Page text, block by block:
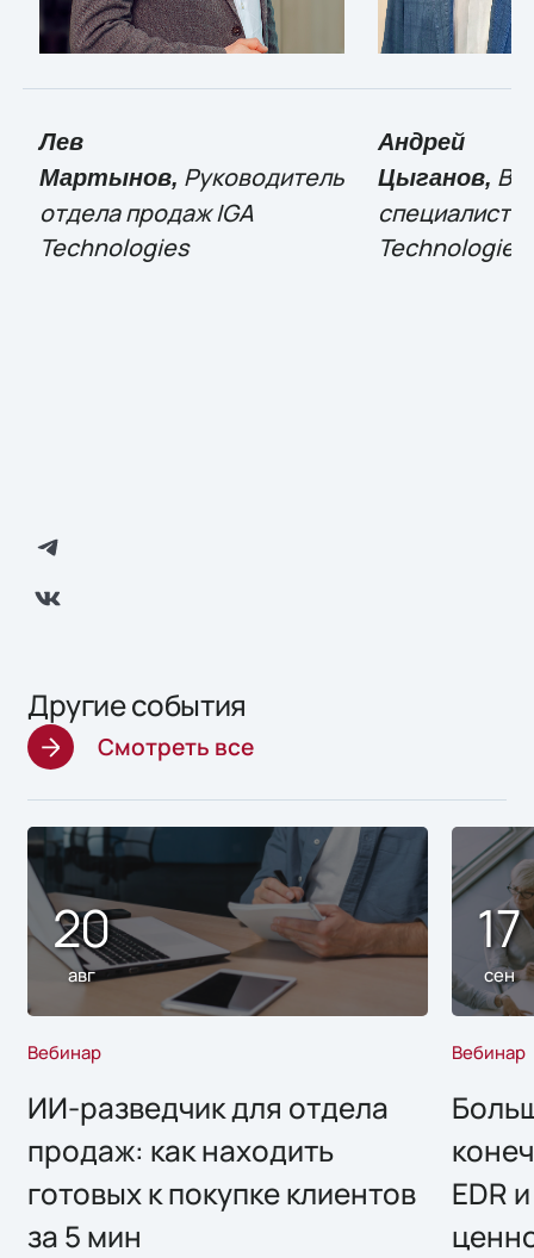
Лев
Мартынов, Руководитель
отдела продаж IGA
Technologies
Андрей
Цыганов,
специалист
Technologies
Другие события
Смотреть все
20
авг
Вебинар
ИИ-разведчик для отдела
продаж: как находить
готовых к покупке клиентов
за 5 мин
17
сен
Вебинар
EDR